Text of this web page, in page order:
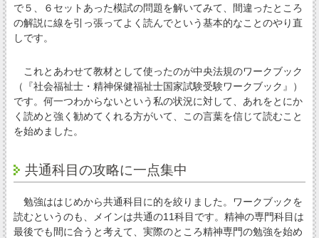
で５、６セットあった模試の問題を解いてみて、間違ったところ
の解説に線を引っ張ってよく読んでという基本的なことのやり直
しです。
これとあわせて教材として使ったのが中央法規のワークブック
（『社会福祉士・精神保健福祉士国家試験受験ワークブック』）
です。何一つわからないという私の状況に対して、あれをとにか
く読めと強く勧めてくれる方がいて、この言葉を信じて読むこと
を始めました。
共通科目の攻略に一点集中
勉強ははじめから共通科目に的を絞りました。ワークブックを
読むというのも、メインは共通の11科目です。精神の専門科目は
最後でも間に合うと考えて、実際のところ精神専門の勉強を始め